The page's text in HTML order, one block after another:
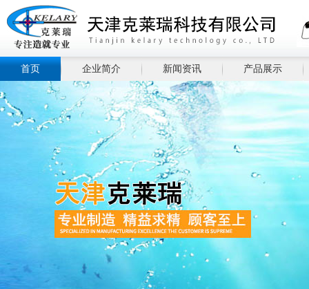
首页 企业简介 新闻资讯 产品展示